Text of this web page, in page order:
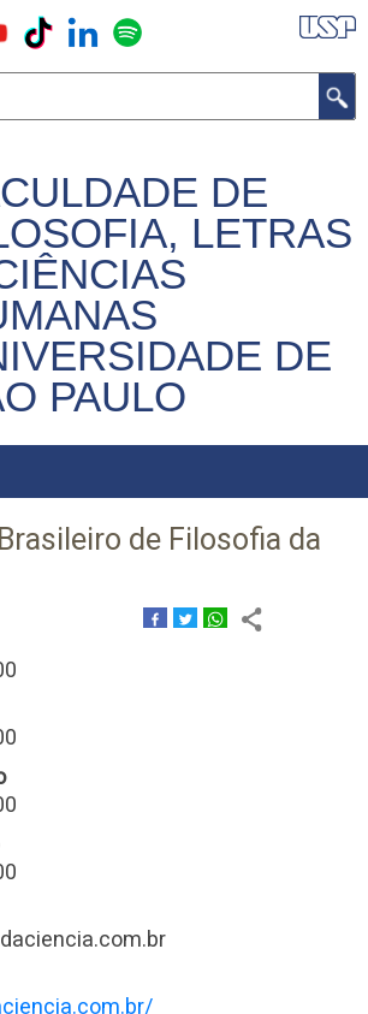
DE
LETRAS
DE
PAULO
de Filosofia da